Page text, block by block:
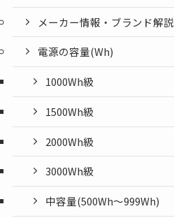
メーカー情報・ブランド解説
電源の容量(Wh)
1000Wh級
1500Wh級
2000Wh級
3000Wh級
中容量(500Wh～999Wh)